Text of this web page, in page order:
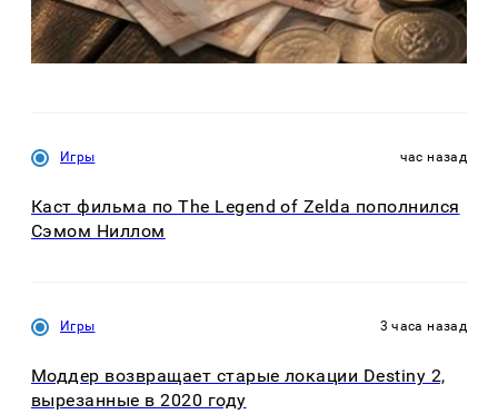
Игры час назад
Каст фильма по The Legend of Zelda пополнился
Сэмом Ниллом
Игры 3 часа назад
Моддер возвращает старые локации Destiny 2,
вырезанные в 2020 году